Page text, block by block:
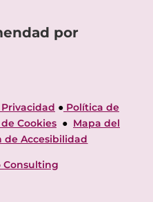
por
●Política de
Cookies ● Mapa del
de Accesibilidad
Consulting